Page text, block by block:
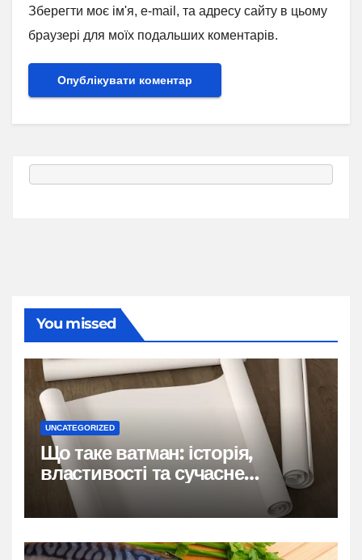
Зберегти моє ім'я, e-mail, та адресу сайту в цьому
браузері для моїх подальших коментарів.
You missed
UNCATEGORIZED
Що таке ватман: історія,
властивості та сучасне
застосування